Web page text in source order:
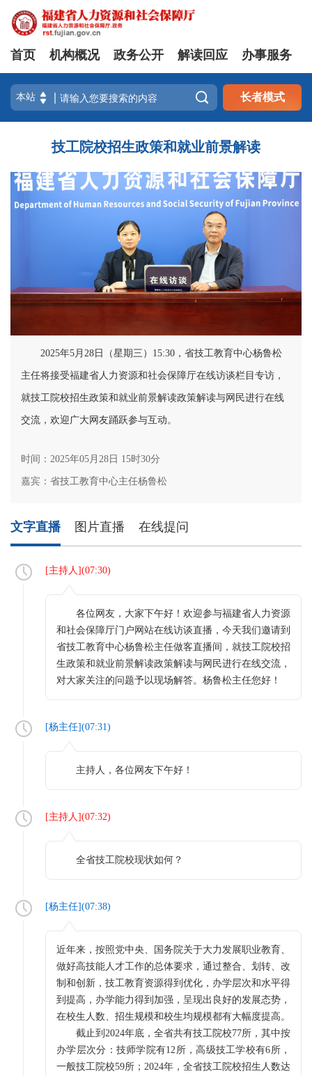
首页 机构概况 政务公开 解读回应 办事服务
 长者模式
技工院校招生政策和就业前景解读
2025年5月28日（星期三）15:30，省技工教育中心杨鲁松
主任将接受福建省人力资源和社会保障厅在线访谈栏目专访，
就技工院校招生政策和就业前景解读政策解读与网民进行在线
交流，欢迎广大网友踊跃参与互动。
时间：2025年05月28日 15时30分
嘉宾：省技工教育中心主任杨鲁松
文字直播 图片直播 在线提问
[主持人](07:30)
各位网友，大家下午好！欢迎参与福建省人力资源
和社会保障厅门户网站在线访谈直播，今天我们邀请到
省技工教育中心杨鲁松主任做客直播间，就技工院校招
生政策和就业前景解读政策解读与网民进行在线交流，
对大家关注的问题予以现场解答。杨鲁松主任您好！
[杨主任](07:31)
主持人，各位网友下午好！
[主持人](07:32)
全省技工院校现状如何？
[杨主任](07:38)
近年来，按照党中央、国务院关于大力发展职业教育、
做好高技能人才工作的总体要求，通过整合、划转、改
制和创新，技工教育资源得到优化，办学层次和水平得
到提高，办学能力得到加强，呈现出良好的发展态势，
在校生人数、招生规模和校生均规模都有大幅度提高。
截止到2024年底，全省共有技工院校77所，其中按
办学层次分：技师学院有12所，高级技工学校有6所，
一般技工院校59所；2024年，全省技工院校招生人数达